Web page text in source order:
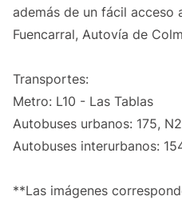
además de un fácil acceso
Fuencarral, Autovía de
Transportes:
Metro: L10 - Las Tablas
Autobuses urbanos: 175,
Autobuses interurbanos:
**Las imágenes